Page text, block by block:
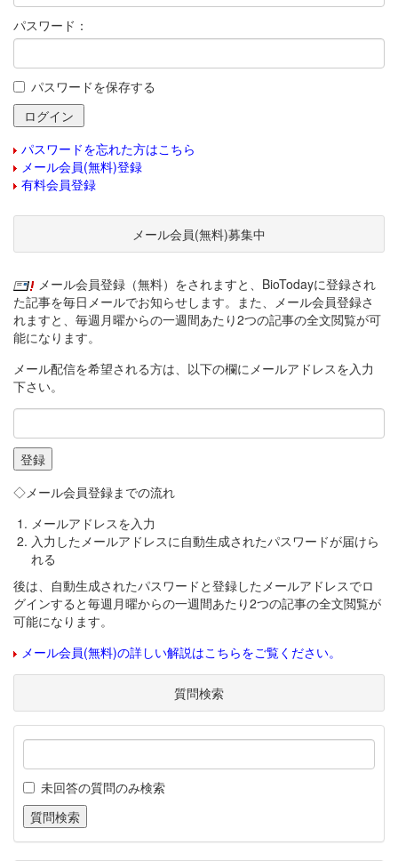
パスワード：
パスワードを保存する
パスワードを忘れた方はこちら
メール会員(無料)登録
有料会員登録
メール会員(無料)募集中
メール会員登録（無料）をされますと、BioTodayに登録され
た記事を毎日メールでお知らせします。また、メール会員登録さ
れますと、毎週月曜からの一週間あたり2つの記事の全文閲覧が可
能になります。
メール配信を希望される方は、以下の欄にメールアドレスを入力
下さい。
◇メール会員登録までの流れ
メールアドレスを入力
入力したメールアドレスに自動生成されたパスワードが届けら
れる
後は、自動生成されたパスワードと登録したメールアドレスでロ
グインすると毎週月曜からの一週間あたり2つの記事の全文閲覧が
可能になります。
メール会員(無料)の詳しい解説はこちらをご覧ください。
質問検索
未回答の質問のみ検索